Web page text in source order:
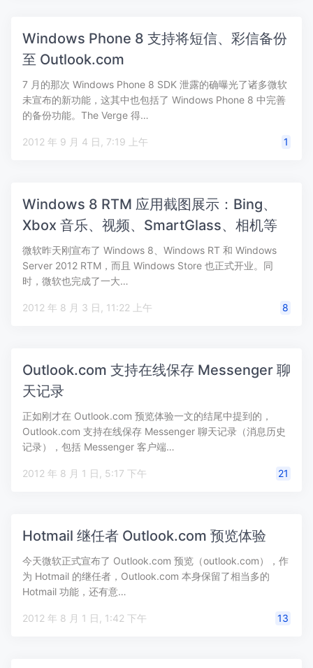
Windows Phone 8 支持将短信、彩信备份
至 Outlook.com
7 月的那次 Windows Phone 8 SDK 泄露的确曝光了诸多微软
未宣布的新功能，这其中也包括了 Windows Phone 8 中完善
的备份功能。The Verge 得…
2012 年 9 月 4 日, 7:19 上午 1
Windows 8 RTM 应用截图展示：Bing、
Xbox 音乐、视频、SmartGlass、相机等
微软昨天刚宣布了 Windows 8、Windows RT 和 Windows
Server 2012 RTM，而且 Windows Store 也正式开业。同
时，微软也完成了一大…
2012 年 8 月 3 日, 11:22 上午 8
Outlook.com 支持在线保存 Messenger 聊
天记录
正如刚才在 Outlook.com 预览体验一文的结尾中提到的，
Outlook.com 支持在线保存 Messenger 聊天记录（消息历史
记录），包括 Messenger 客户端…
2012 年 8 月 1 日, 5:17 下午 21
Hotmail 继任者 Outlook.com 预览体验
今天微软正式宣布了 Outlook.com 预览（outlook.com），作
为 Hotmail 的继任者，Outlook.com 本身保留了相当多的
Hotmail 功能，还有意…
2012 年 8 月 1 日, 1:42 下午 13